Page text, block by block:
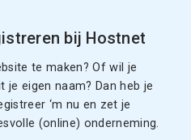
bij Hostnet
te maken? Of wil je
eigen naam? Dan heb je
‘m nu en zet je
(online) onderneming.